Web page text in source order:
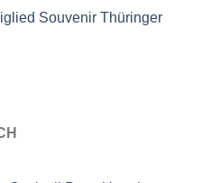
Souvenir Thüringer